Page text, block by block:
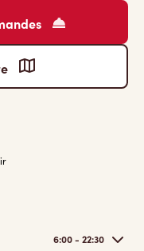
6:00 - 22:30